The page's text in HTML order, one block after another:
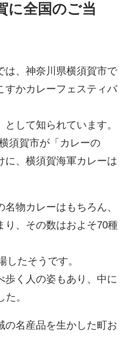
に全国のご当
は、神奈川県横須賀市で
すかカレーフェスティバ
して知られています。
須賀市が「カレーの
に、横須賀海軍カレーは
物カレーはもちろん、
り、その数はおよそ70種
したそうです。
歩く人の姿もあり、中に
。
の名産品を生かした町お